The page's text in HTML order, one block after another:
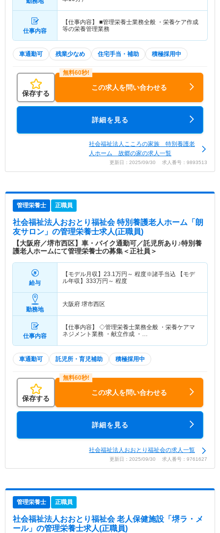
仕事内容
【仕事内容】 ■管理栄養士業務全般 ・栄養ケア作成
等の栄養管理業務
車通勤可 残業少なめ 住宅手当・補助 積極採用中
保存する
この求人を問い合わせる
詳細を見る
社会福祉法人こころの家族 特別養護老
人ホーム 故郷の家の求人一覧
更新日：2025/09/30 求人番号：9893513
管理栄養士 正職員
社会福祉法人おおとり福祉会 特別養護老人ホーム「朗
友サロン」 の管理栄養士求人(正職員)
【大阪府／堺市西区】車・バイク通勤可／託児所あり♪特別養
護老人ホームにて管理栄養士の募集＜正社員＞
給与
【モデル月収】 23.1万円～ 程度※諸手当込 【モデ
ル年収】 333万円～ 程度
勤務地
大阪府 堺市西区
仕事内容
【仕事内容】 ◇管理栄養士業務全般 ・栄養ケアマ
ネジメント業務 ・献立作成 ・…
車通勤可 託児所・育児補助 積極採用中
保存する
この求人を問い合わせる
詳細を見る
社会福祉法人おおとり福祉会の求人一覧
更新日：2025/09/30 求人番号：9761627
管理栄養士 正職員
社会福祉法人おおとり福祉会 老人保健施設「堺ラ・メ
ール」 の管理栄養士求人(正職員)